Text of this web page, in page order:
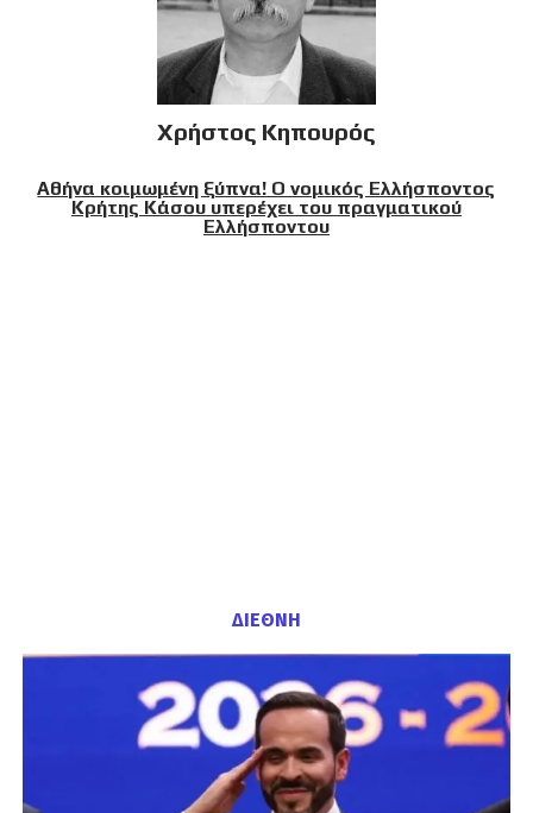
Χρήστος Κηπουρός
Αθήνα κοιμωμένη ξύπνα! Ο νομικός Ελλήσποντος
Κρήτης Κάσου υπερέχει του πραγματικού
Ελλήσποντου
ΔΙΕΘΝΗ